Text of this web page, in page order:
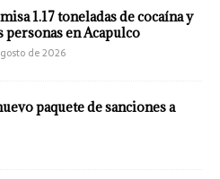
1.17 toneladas de cocaína y
personas en Acapulco
de 2026
paquete de sanciones a